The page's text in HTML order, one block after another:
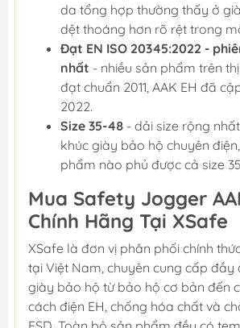
da tổng hợp thường thấy ở
dệt thoáng hơn rõ rệt trong
Đạt EN ISO 20345:2022 -
nhất - nhiều sản phẩm trên
đạt chuẩn 2011, AAK EH đã
2022.
Size 35-48 - dải size rộng
khúc giày bảo hộ chuyên
phẩm nào phủ được cả size
Mua Safety Jogger
Chính Hãng Tại XSafe
XSafe là đơn vị phân phối chính
tại Việt Nam, chuyên cung cấp đầy
giày bảo hộ từ bảo hộ cơ bản đến
cách điện EH, chống hóa chất và